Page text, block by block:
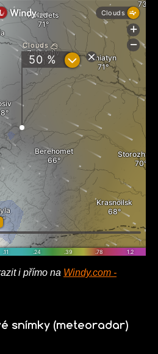
i přímo na Windy.com -
snímky (meteoradar)